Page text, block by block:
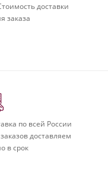
доставки
заказа
по всей России
доставляем
в срок